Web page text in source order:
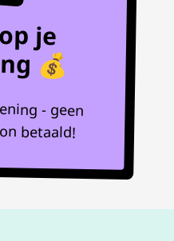
je
💰
- geen
betaald!